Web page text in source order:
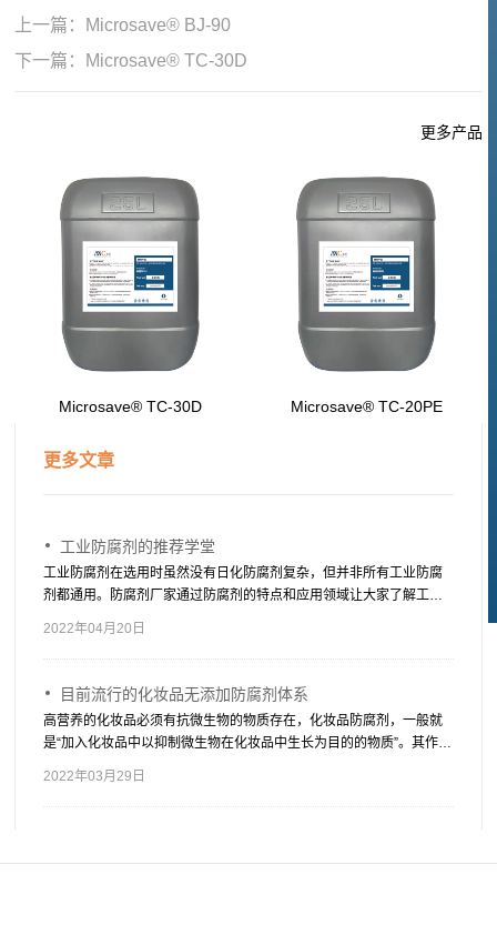
上一篇： Microsave® BJ-90
下一篇： Microsave® TC-30D
更多产品
Microsave® TC-30D Microsave® TC-20PE
更多文章
工业防腐剂的推荐学堂
工业防腐剂在选用时虽然没有日化防腐剂复杂，但并非所有工业防腐
剂都通用。防腐剂厂家通过防腐剂的特点和应用领域让大家了解工业
防腐剂有哪些，适用于哪些产品。
2022年04月20日
目前流行的化妆品无添加防腐剂体系
高营养的化妆品必须有抗微生物的物质存在，化妆品防腐剂，一般就
是“加入化妆品中以抑制微生物在化妆品中生长为目的的物质”。其作用
是防止化妆品在生产、使用及保质期内发生腐败变质，损害消费者的
2022年03月29日